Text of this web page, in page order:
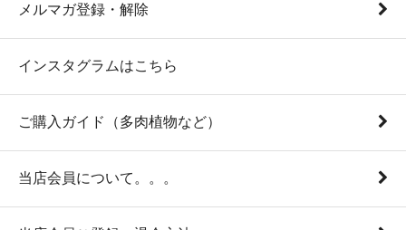
メルマガ登録・解除
インスタグラムはこちら
ご購入ガイド（多肉植物など）
当店会員について。。。